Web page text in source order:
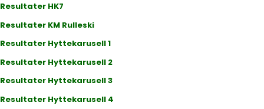
Resultater HK7
Resultater KM Rulleski
Resultater Hyttekarusell 1
Resultater Hyttekarusell 2
Resultater Hyttekarusell 3
Resultater Hyttekarusell 4